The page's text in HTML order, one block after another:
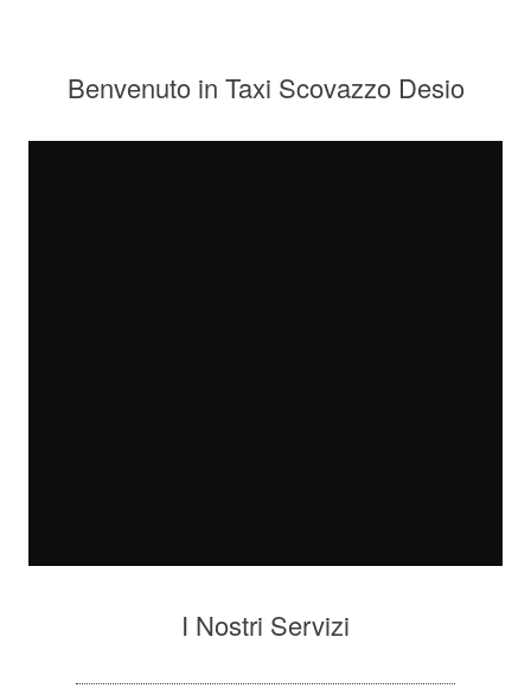
Benvenuto in Taxi Scovazzo Desio
I Nostri Servizi